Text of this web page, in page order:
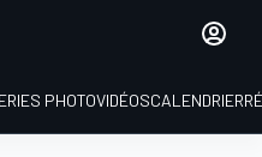
PHOTOVIDÉOSCALENDRIER